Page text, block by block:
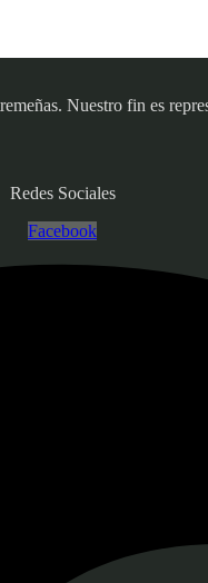
Nuestro fin es
Redes Sociales
Facebook